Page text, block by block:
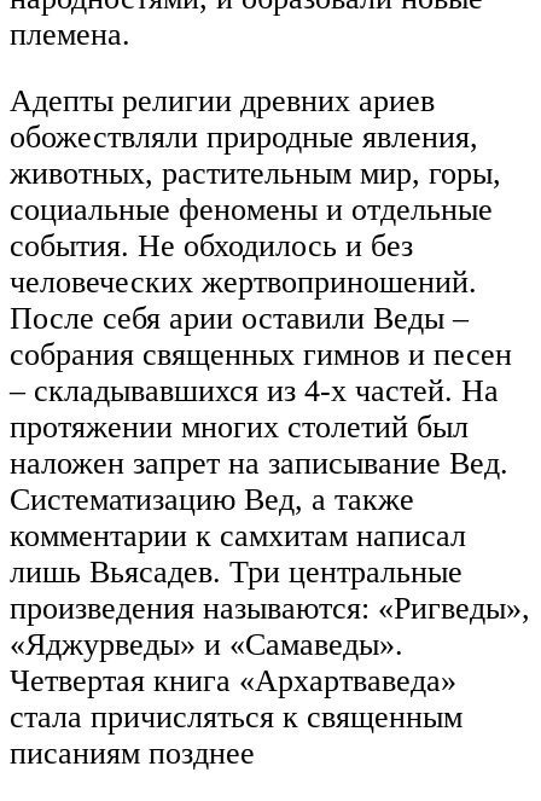
племена.
Адепты религии древних ариев
обожествляли природные явления,
животных, растительным мир, горы,
социальные феномены и отдельные
события. Не обходилось и без
человеческих жертвоприношений.
После себя арии оставили Веды –
собрания священных гимнов и песен
– складывавшихся из 4-х частей. На
протяжении многих столетий был
наложен запрет на записывание Вед.
Систематизацию Вед, а также
комментарии к самхитам написал
лишь Вьясадев. Три центральные
произведения называются: «Ригведы»,
«Яджурведы» и «Самаведы».
Четвертая книга «Архартваведа»
стала причисляться к священным
писаниям позднее